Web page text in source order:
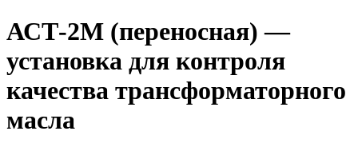
АСТ-2М (переносная) —
установка для контроля
качества трансформаторного
масла